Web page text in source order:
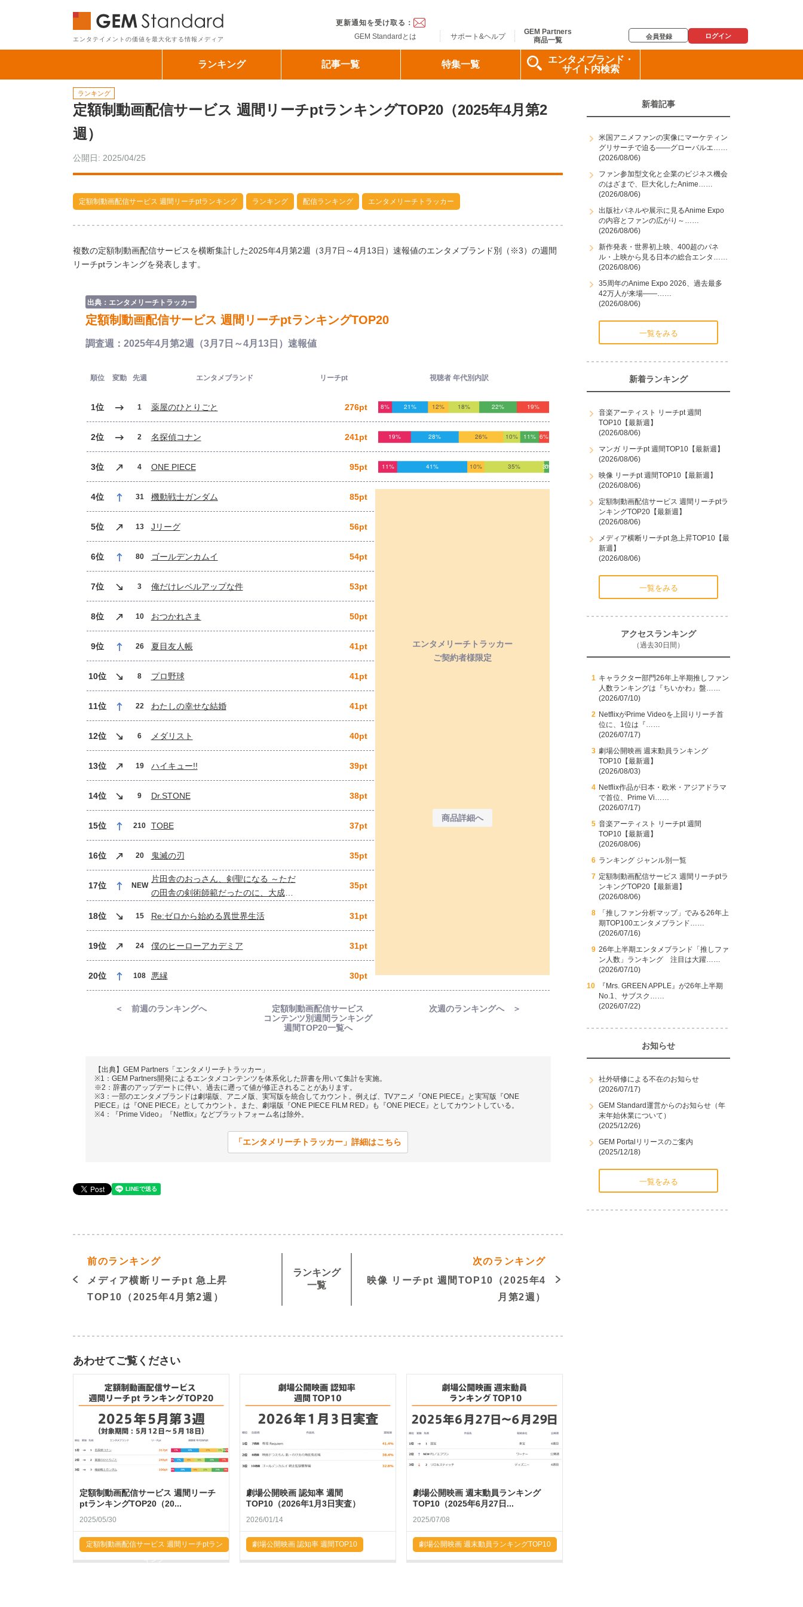
エンタテイメントの価値を最大化する情報メディア
更新通知を受け取る：
GEM Standardとは
サポート&ヘルプ
GEM Partners
商品一覧
会員登録 ログイン
ランキング 記事一覧 特集一覧
エンタメブランド・
サイト内検索
ランキング
定額制動画配信サービス 週間リーチptランキングTOP20（2025年4月第2
週）
公開日: 2025/04/25
定額制動画配信サービス 週間リーチptランキング ランキング 配信ランキング エンタメリーチトラッカー
複数の定額制動画配信サービスを横断集計した2025年4月第2週（3月7日～4月13日）速報値のエンタメブランド別（※3）の週間
リーチptランキングを発表します。
出典：エンタメリーチトラッカー
定額制動画配信サービス 週間リーチptランキングTOP20
調査週：2025年4月第2週（3月7日～4月13日）速報値
順位 変動 先週 エンタメブランド リーチpt 視聴者 年代別内訳
1位 1 薬屋のひとりごと 276pt
2位 2 名探偵コナン 241pt
3位 4 ONE PIECE 95pt
4位 31 機動戦士ガンダム 85pt
エンタメリーチトラッカー
ご契約者様限定
商品詳細へ
5位 13 Jリーグ 56pt
6位 80 ゴールデンカムイ 54pt
7位 3 俺だけレベルアップな件 53pt
8位 10 おつかれさま 50pt
9位 26 夏目友人帳 41pt
10位 8 プロ野球 41pt
11位 22 わたしの幸せな結婚 41pt
12位 6 メダリスト 40pt
13位 19 ハイキュー!! 39pt
14位 9 Dr.STONE 38pt
15位 210 TOBE 37pt
16位 20 鬼滅の刃 35pt
17位 NEW
片田舎のおっさん、剣聖になる ～ただ
の田舎の剣術師範だったのに、大成し
35pt
18位 15 Re:ゼロから始める異世界生活 31pt
19位 24 僕のヒーローアカデミア 31pt
20位 108 悪縁 30pt
＜ 前週のランキングへ
定額制動画配信サービス
コンテンツ別週間ランキング
週間TOP20一覧へ
次週のランキングへ ＞
【出典】GEM Partners「エンタメリーチトラッカー」
※1：GEM Partners開発によるエンタメコンテンツを体系化した辞書を用いて集計を実施。
※2：辞書のアップデートに伴い、過去に遡って値が修正されることがあります。
※3：一部のエンタメブランドは劇場版、アニメ版、実写版を統合してカウント。例えば、TVアニメ『ONE PIECE』と実写版『ONE
PIECE』は『ONE PIECE』としてカウント。また、劇場版『ONE PIECE FILM RED』も『ONE PIECE』としてカウントしている。
※4：『Prime Video』『Netflix』などプラットフォーム名は除外。
「エンタメリーチトラッカー」詳細はこちら
前のランキング
メディア横断リーチpt 急上昇
TOP10（2025年4月第2週）
ランキング
一覧
次のランキング
映像 リーチpt 週間TOP10（2025年4
月第2週）
あわせてご覧ください
定額制動画配信サービス 週間リーチ
ptランキングTOP20（20...
2025/05/30
定額制動画配信サービス 週間リーチptラン
キング
劇場公開映画 認知率 週間
TOP10（2026年1月3日実査）
2026/01/14
劇場公開映画 認知率 週間TOP10
劇場公開映画 週末動員ランキング
TOP10（2025年6月27日...
2025/07/08
劇場公開映画 週末動員ランキングTOP10
新着記事
米国アニメファンの実像にマーケティン
グリサーチで迫る――グローバルエ……
(2026/08/06)
ファン参加型文化と企業のビジネス機会
のはざまで、巨大化したAnime……
(2026/08/06)
出版社パネルや展示に見るAnime Expo
の内容とファンの広がり～……
(2026/08/06)
新作発表・世界初上映、400超のパネ
ル・上映から見る日本の総合エンタ……
(2026/08/06)
35周年のAnime Expo 2026、過去最多
42万人が来場――……
(2026/08/06)
一覧をみる
新着ランキング
音楽アーティスト リーチpt 週間
TOP10【最新週】
(2026/08/06)
マンガ リーチpt 週間TOP10【最新週】
(2026/08/06)
映像 リーチpt 週間TOP10【最新週】
(2026/08/06)
定額制動画配信サービス 週間リーチptラ
ンキングTOP20【最新週】
(2026/08/06)
メディア横断リーチpt 急上昇TOP10【最
新週】
(2026/08/06)
一覧をみる
アクセスランキング
（過去30日間）
キャラクター部門26年上半期推しファン
人数ランキングは『ちいかわ』盤……
(2026/07/10)
NetflixがPrime Videoを上回りリーチ首
位に、1位は『……
(2026/07/17)
劇場公開映画 週末動員ランキング
TOP10【最新週】
(2026/08/03)
Netflix作品が日本・欧米・アジアドラマ
で首位、Prime Vi……
(2026/07/17)
音楽アーティスト リーチpt 週間
TOP10【最新週】
(2026/08/06)
ランキング ジャンル別一覧
定額制動画配信サービス 週間リーチptラ
ンキングTOP20【最新週】
(2026/08/06)
「推しファン分析マップ」でみる26年上
期TOP100エンタメブランド……
(2026/07/16)
26年上半期エンタメブランド「推しファ
ン人数」ランキング 注目は大躍……
(2026/07/10)
『Mrs. GREEN APPLE』が26年上半期
No.1、サブスク……
(2026/07/22)
お知らせ
社外研修による不在のお知らせ
(2026/07/17)
GEM Standard運営からのお知らせ（年
末年始休業について）
(2025/12/26)
GEM Portalリリースのご案内
(2025/12/18)
一覧をみる